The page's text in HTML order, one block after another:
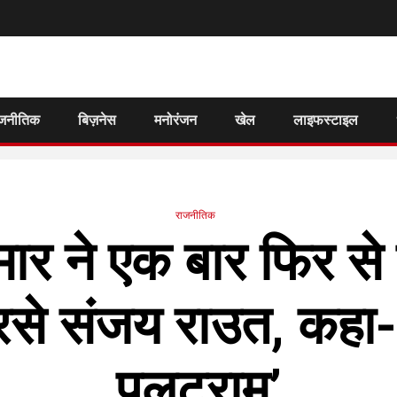
बिज़नेस मनोरंजन खेल लाइफस्टाइल
राजनीतिक
ने एक बार फिर से
संजय राउत, कहा-